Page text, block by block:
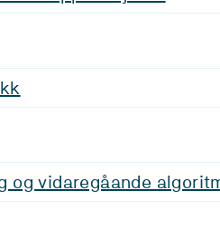
og vidaregåande